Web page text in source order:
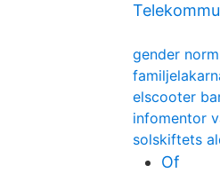
gender
elscooter
infomentor
solskiftets
Of